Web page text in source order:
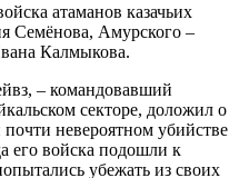
атаманов казачьих
Семёнова, Амурского –
Калмыкова.
– командовавший
секторе, доложил о
невероятном убийстве
его войска подошли к
убежать из своих